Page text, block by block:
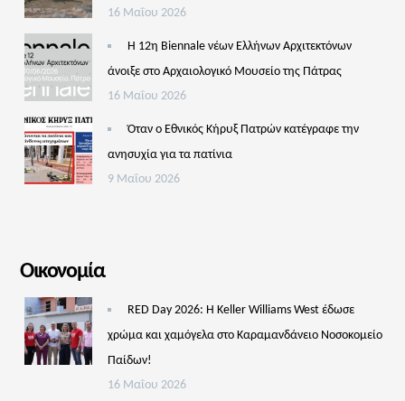
16 Μαΐου 2026
Η 12η Biennale νέων Ελλήνων Αρχιτεκτόνων
άνοιξε στο Αρχαιολογικό Μουσείο της Πάτρας
16 Μαΐου 2026
Όταν ο Εθνικός Κήρυξ Πατρών κατέγραφε την
ανησυχία για τα πατίνια
9 Μαΐου 2026
Οικονομία
RED Day 2026: Η Keller Williams West έδωσε
χρώμα και χαμόγελα στο Καραμανδάνειο Νοσοκομείο
Παίδων!
16 Μαΐου 2026